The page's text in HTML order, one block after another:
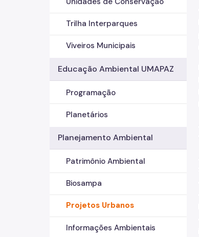
Trilha Interparques
Viveiros Municipais
Educação Ambiental UMAPAZ
Programação
Planetários
Planejamento Ambiental
Patrimônio Ambiental
Biosampa
Projetos Urbanos
Informações Ambientais